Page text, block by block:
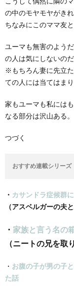
の中のモヤモヤがき
ちなみにこのママ友
ユーマも無害のよう
の人は気にしないの
※もちろん妻に先立
ての人には当てはま
家もユーマも私には
なる部分は沢山ある。
つづく
おすすめ連載シリーズ
・ カサンドラ症候群
（アスベルガーの夫
・ 家族と言う名の
（ニートの兄を取
・ お腹の子が男の子
た話